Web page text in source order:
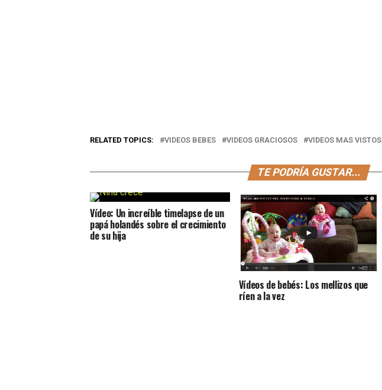
RELATED TOPICS: VIDEOS BEBES VIDEOS GRACIOSOS VIDEOS MAS VISTOS
TE PODRÍA GUSTAR...
Vídeo: Un increíble timelapse de un
papá holandés sobre el crecimiento
de su hija
Vídeos de bebés: Los mellizos que
ríen a la vez